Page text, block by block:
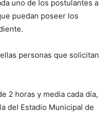
uno de los postulantes a
puedan poseer los
personas que solicitan
2 horas y media cada día,
del Estadio Municipal de